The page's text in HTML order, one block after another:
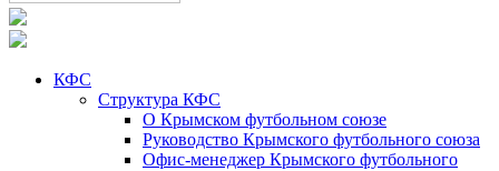
КФС
Структура КФС
О Крымском футбольном союзе
Руководство Крымского футбольного союза
Офис-менеджер Крымского футбольного